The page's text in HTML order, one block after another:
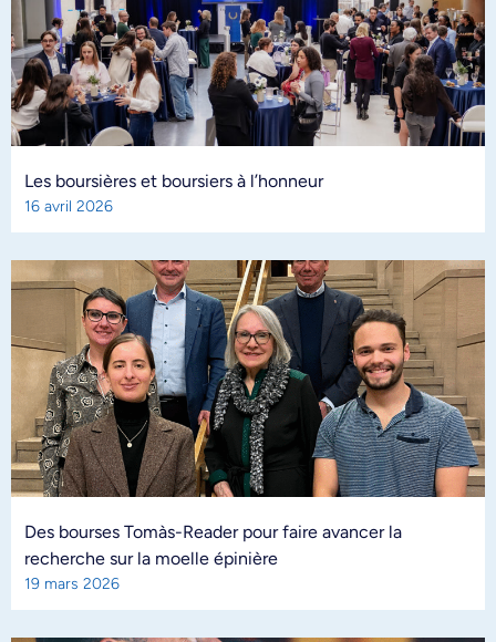
Les boursières et boursiers à l’honneur
16 avril 2026
Des bourses Tomàs-Reader pour faire avancer la
recherche sur la moelle épinière
19 mars 2026